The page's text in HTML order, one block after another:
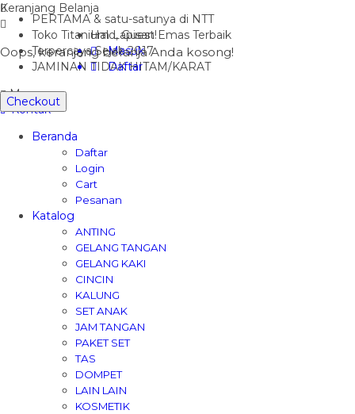
PERTAMA & satu-satunya di NTT
Toko Titanium Lapisan Emas Terbaik
Terpercaya Sejak 2017
JAMINAN TIDAK HITAM/KARAT
Menu
Kontak
Beranda
Daftar
Login
Cart
Pesanan
Katalog
ANTING
GELANG TANGAN
GELANG KAKI
CINCIN
KALUNG
SET ANAK
JAM TANGAN
PAKET SET
TAS
DOMPET
LAIN LAIN
KOSMETIK
Halo, Guest!
Masuk
Daftar
Keranjang Belanja
Oops, keranjang belanja Anda kosong!
Checkout